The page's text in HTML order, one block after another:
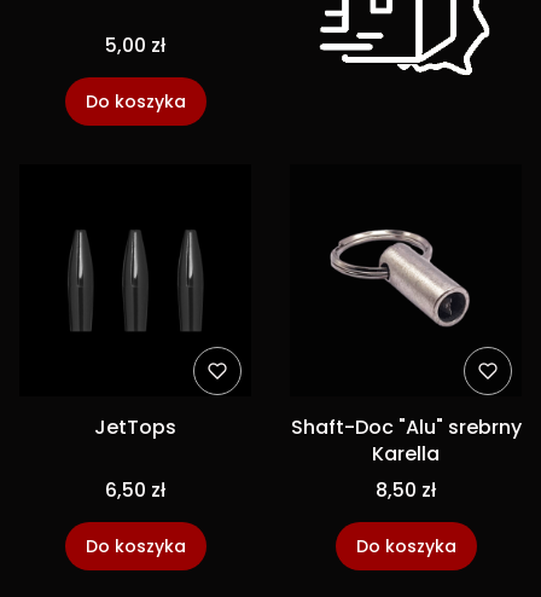
5,00 zł
Do koszyka
JetTops
6,50 zł
Do koszyka
Shaft-Doc "Alu" srebrny
Karella
8,50 zł
Do koszyka